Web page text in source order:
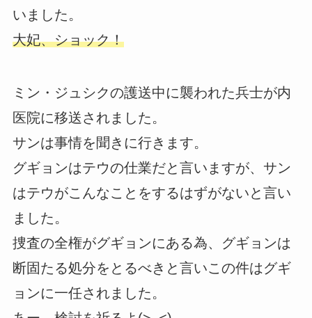
いました。
大妃、ショック！
ミン・ジュシクの護送中に襲われた兵士が内
医院に移送されました。
サンは事情を聞きに行きます。
グギョンはテウの仕業だと言いますが、サン
はテウがこんなことをするはずがないと言い
ました。
捜査の全権がグギョンにある為、グギョンは
断固たる処分をとるべきと言いこの件はグギ
ョンに一任されました。